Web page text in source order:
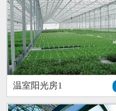
温室阳光房1